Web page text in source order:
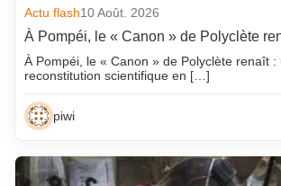
Actu flash10 Août. 2026
À Pompéi, le « Canon » de Polyclète
À Pompéi, le « Canon » de Polyclète renaît :
reconstitution scientifique en […]
piwi